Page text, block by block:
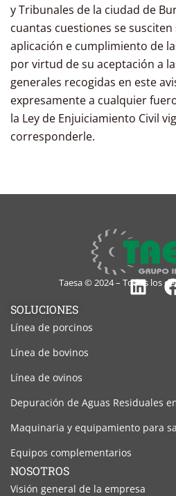
y Tribunales de la ciudad de
cuantas cuestiones se
aplicación e cumplimiento de
por virtud de su aceptación a
generales recogidas en este
expresamente a cualquier
la Ley de Enjuiciamiento Civil
corresponderle.
Taesa © 2024 – Todos los
SOLUCIONES
Línea de porcinos
Línea de bovinos
Línea de ovinos
Depuración de Aguas Residuales
Maquinaria y equipamiento para
Equipos complementarios
NOSOTROS
Visión general de la empresa